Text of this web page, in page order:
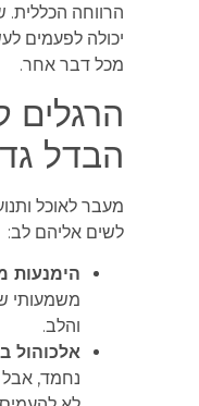
הרווחה הכללית.
יכולה לפעמים
מכל דבר אחר.
הרגלים
הבדל גדול
מעבר לאוכל
לשים אליהם לב:
הימנעות
משמעותי
והלב.
אלכוהול
נחמד, אבל